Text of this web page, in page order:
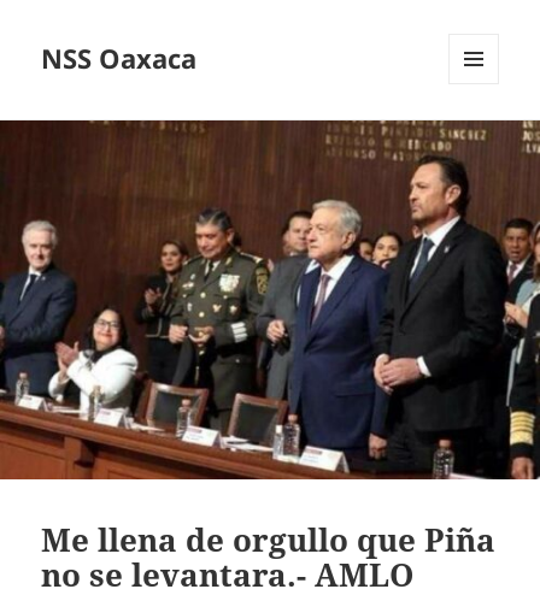
NSS Oaxaca
WIDGETS
Me llena de orgullo que Piña
no se levantara.- AMLO